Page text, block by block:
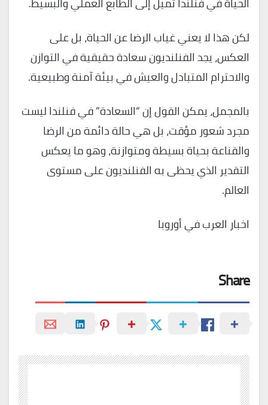
لكن هذا لا يعني غياب الرضا عن الحياة، بل على
العكس، يجد الفنلنديون سعادة حقيقية في التوازن
والاحترام المتبادل والعيش في بيئة آمنة وطبيعية.
بالمجمل، يمكن القول إن “السعادة” في فنلندا ليست
مجرد شعور مؤقت، بل هي حالة دائمة من الرضا
والقناعة بحياة بسيطة ومتوازنة، وهو ما يعكس
التقدير الذي يحظى به الفنلنديون على مستوى
العالم.
اخبار العرب في أوروبا
Share